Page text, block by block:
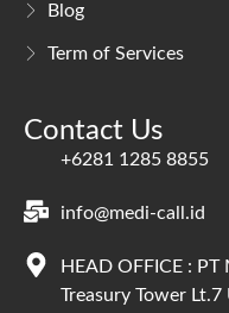
Blog
Term of Services
Contact Us
+6281 1285 8855
info@medi-call.id
HEAD OFFICE :
Treasury Tower